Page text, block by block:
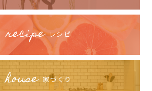
recipeレシピ
house家づくり